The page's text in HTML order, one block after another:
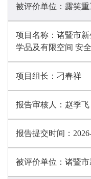
被评价单位： 露笑重
项目名称： 诸暨市
学品及有限空间 安
项目组长： 刁春祥
报告审核人： 赵季飞
报告提交时间：
被评价单位： 诸暨市